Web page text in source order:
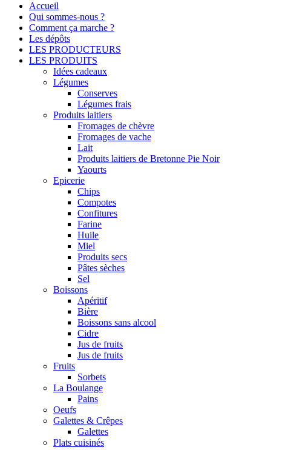
Accueil
Qui sommes-nous ?
Comment ça marche ?
Les dépôts
LES PRODUCTEURS
LES PRODUITS
Idées cadeaux
Légumes
Conserves
Légumes frais
Produits laitiers
Fromages de chèvre
Fromages de vache
Lait
Produits laitiers de Bretonne Pie Noir
Yaourts
Epicerie
Chips
Compotes
Confitures
Farine
Huile
Miel
Produits secs
Pâtes sèches
Sel
Boissons
Apéritif
Bière
Boissons sans alcool
Cidre
Jus de fruits
Jus de fruits
Fruits
Sorbets
La Boulange
Pains
Oeufs
Galettes & Crêpes
Galettes
Plats cuisinés